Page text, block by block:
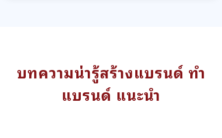
บทความน่ารู้สร้างแบรนด์ ทำ
แบรนด์ แนะนำ